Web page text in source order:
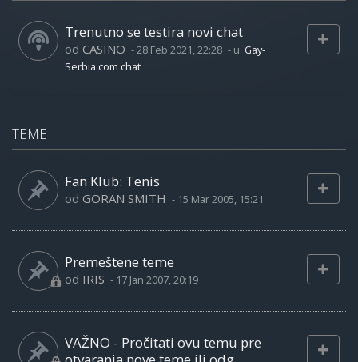
Trenutno se testira novi chat
od CASINO -28 Feb 2021, 22:28 - u: Gay-
Serbia.com chat
TEME
Fan Klub: Tenis
od GORAN SMITH - 15 Mar 2005, 15:21
Premeštene teme
od IRIS - 17 Jan 2007, 20:19
VAŽNO - Pročitati ovu temu pre